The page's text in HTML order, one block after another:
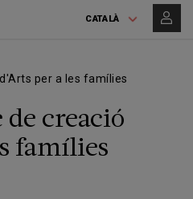
CATALÀ
per a les famílies
de creació
famílies